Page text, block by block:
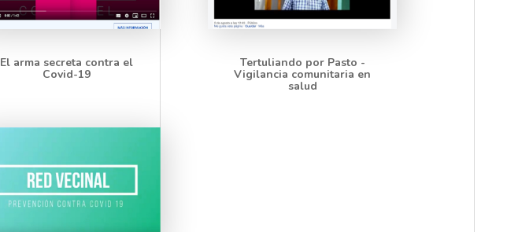
El arma secreta contra el
Covid-19
Tertuliando por Pasto -
Vigilancia comunitaria en
salud